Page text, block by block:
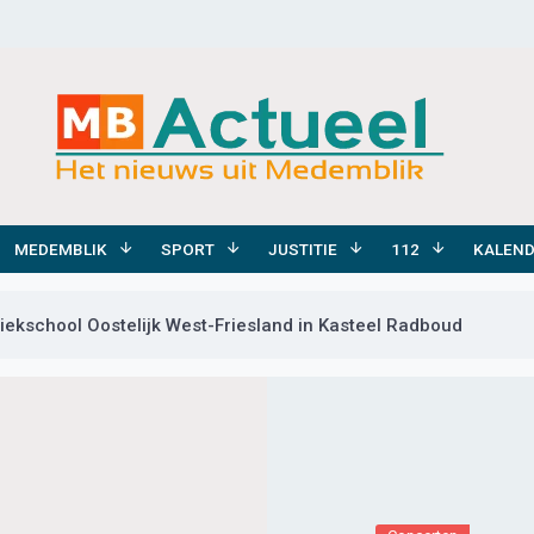
MEDEMBLIK SPORT JUSTITIE 112
Oostelijk West-Friesland in Kasteel Radboud